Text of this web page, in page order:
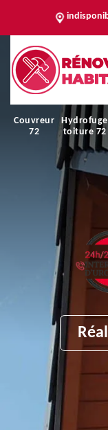
Couvreur
72
Hydrofuge
toiture 72